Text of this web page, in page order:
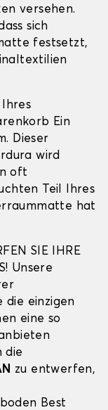
versehen.
sich
festsetzt,
Ein
Dieser
wird
oft
Teil Ihres
hat
SIE IHRE
Unsere
die einzigen
eine so
die
zu entwerfen,
Best